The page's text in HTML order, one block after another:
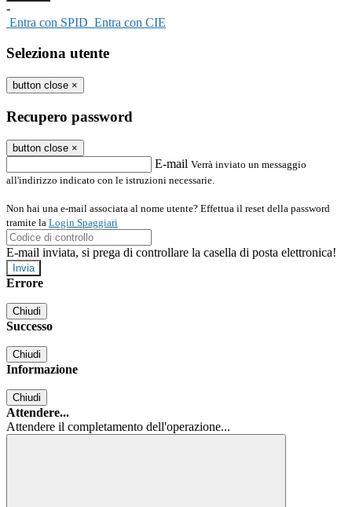
-
Entra con SPID Entra con CIE
Seleziona utente
button close ×
Recupero password
button close ×
E-mail Verrà inviato un messaggio
all'indirizzo indicato con le istruzioni necessarie.
Non hai una e-mail associata al nome utente? Effettua il reset della password
tramite la Login Spaggiari
E-mail inviata, si prega di controllare la casella di posta elettronica!
Errore
Chiudi
Successo
Chiudi
Informazione
Chiudi
Attendere...
Attendere il completamento dell'operazione...